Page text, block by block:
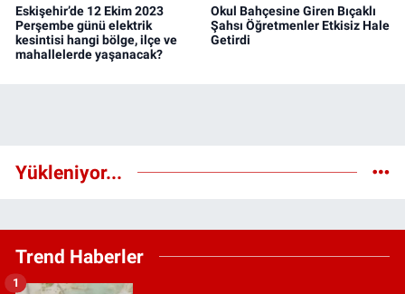
Eskişehir’de 12 Ekim 2023
Perşembe günü elektrik
kesintisi hangi bölge, ilçe ve
mahallelerde yaşanacak?
Okul Bahçesine Giren Bıçaklı
Şahsı Öğretmenler Etkisiz Hale
Getirdi
Yükleniyor...
Trend Haberler
1